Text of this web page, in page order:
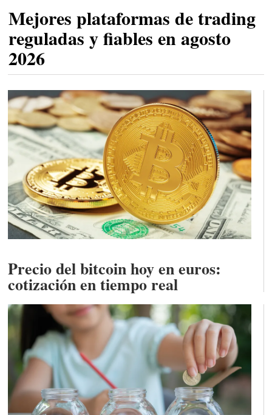
Mejores plataformas de trading
reguladas y fiables en agosto
2026
Precio del bitcoin hoy en euros:
cotización en tiempo real